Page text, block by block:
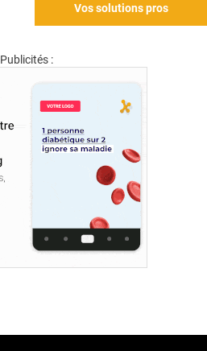
Vos solutions pros
Publicités :